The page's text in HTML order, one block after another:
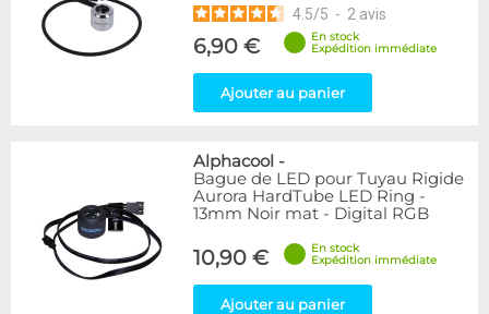
Monsoon
3
Tygon
XSPC
7
9
15
Plexi
5
Rouge
Transparent
40
Vert
4.5/5 - 2 avis
6,90 €
En stock
Expédition immédiate
Ajouter au panier
Alphacool -
Bague de LED pour Tuyau Rigide
Aurora HardTube LED Ring -
13mm Noir mat - Digital RGB
10,90 €
En stock
Expédition immédiate
Ajouter au panier